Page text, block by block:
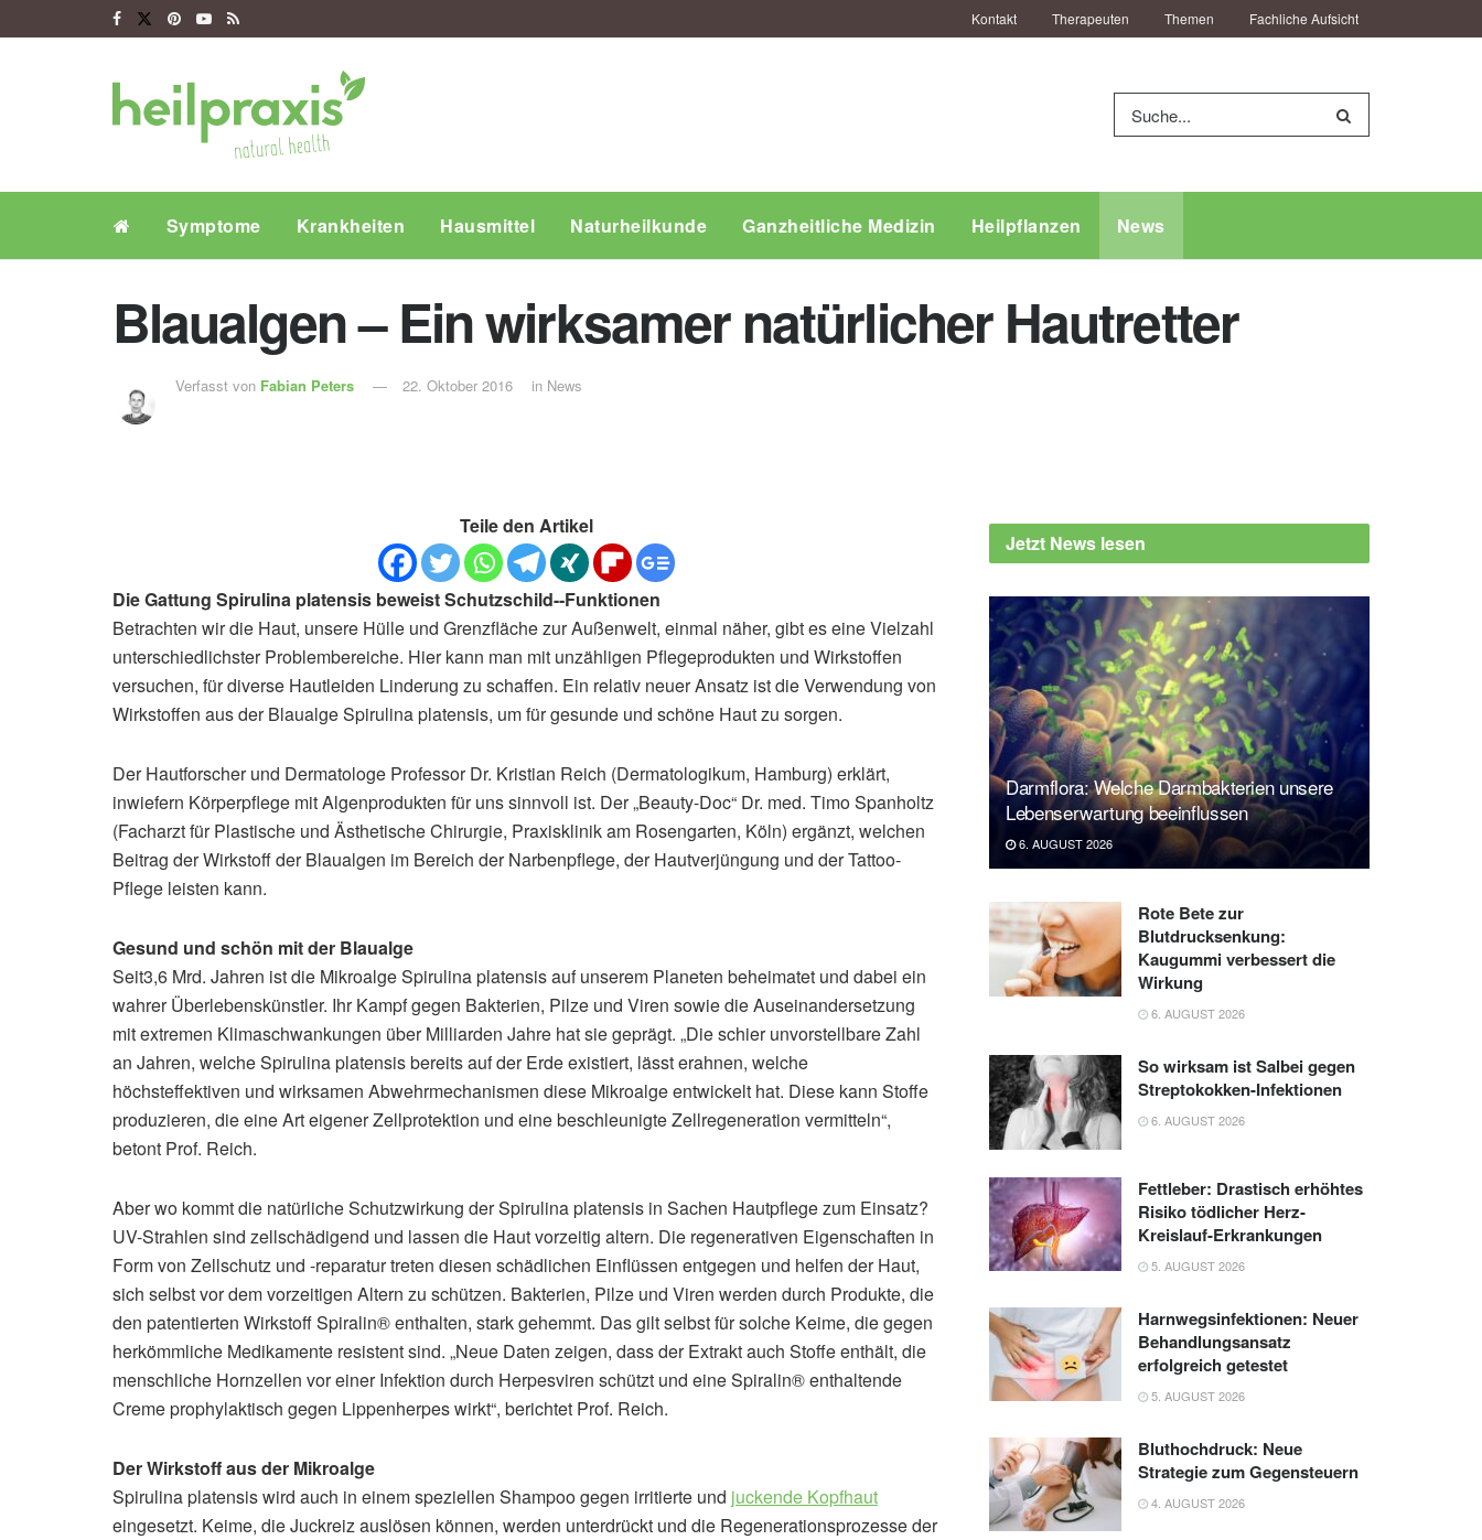
Kontakt Therapeuten Themen Fachliche Aufsicht
Symptome Krankheiten Hausmittel Naturheilkunde Ganzheitliche Medizin Heilpflanzen News
Blaualgen – Ein wirksamer natürlicher Hautretter
Verfasst von Fabian Peters 22. Oktober 2016 in News
Teile den Artikel
Die Gattung Spirulina platensis beweist Schutzschild-­‐Funktionen
Betrachten wir die Haut, unsere Hülle und Grenzfläche zur Außenwelt, einmal näher, gibt es eine Vielzahl
unterschiedlichster Problembereiche. Hier kann man mit unzähligen Pflegeprodukten und Wirkstoffen
versuchen, für diverse Hautleiden Linderung zu schaffen. Ein relativ neuer Ansatz ist die Verwendung von
Wirkstoffen aus der Blaualge Spirulina platensis, um für gesunde und schöne Haut zu sorgen.
Der Hautforscher und Dermatologe Professor Dr. Kristian Reich (Dermatologikum, Hamburg) erklärt,
inwiefern Körperpflege mit Algenprodukten für uns sinnvoll ist. Der „Beauty-­Doc“ Dr. med. Timo Spanholtz
(Facharzt für Plastische und Ästhetische Chirurgie, Praxisklinik am Rosengarten, Köln) ergänzt, welchen
Beitrag der Wirkstoff der Blaualgen im Bereich der Narbenpflege, der Hautverjüngung und der Tattoo­‐
Pflege leisten kann.
Gesund und schön mit der Blaualge
Seit3,6 Mrd. Jahren ist die Mikroalge Spirulina platensis auf unserem Planeten beheimatet und dabei ein
wahrer Überlebenskünstler. Ihr Kampf gegen Bakterien, Pilze und Viren sowie die Auseinandersetzung
mit extremen Klimaschwankungen über Milliarden Jahre hat sie geprägt. „Die schier unvorstellbare Zahl
an Jahren, welche Spirulina platensis bereits auf der Erde existiert, lässt erahnen, welche
höchsteffektiven und wirksamen Abwehrmechanismen diese Mikroalge entwickelt hat. Diese kann Stoffe
produzieren, die eine Art eigener Zellprotektion und eine beschleunigte Zellregeneration vermitteln“,
betont Prof. Reich.
Aber wo kommt die natürliche Schutzwirkung der Spirulina platensis in Sachen Hautpflege zum Einsatz?
UV-­Strahlen sind zellschädigend und lassen die Haut vorzeitig altern. Die regenerativen Eigenschaften in
Form von Zellschutz und ­‐reparatur treten diesen schädlichen Einflüssen entgegen und helfen der Haut,
sich selbst vor dem vorzeitigen Altern zu schützen. Bakterien, Pilze und Viren werden durch Produkte, die
den patentierten Wirkstoff Spiralin® enthalten, stark gehemmt. Das gilt selbst für solche Keime, die gegen
herkömmliche Medikamente resistent sind. „Neue Daten zeigen, dass der Extrakt auch Stoffe enthält, die
menschliche Hornzellen vor einer Infektion durch Herpesviren schützt und eine Spiralin® enthaltende
Creme prophylaktisch gegen Lippenherpes wirkt“, berichtet Prof. Reich.
Der Wirkstoff aus der Mikroalge
Spirulina platensis wird auch in einem speziellen Shampoo gegen irritierte und juckende Kopfhaut
eingesetzt. Keime, die Juckreiz auslösen können, werden unterdrückt und die Regenerationsprozesse der
Jetzt News lesen
Darmflora: Welche Darmbakterien unsere
Lebenserwartung beeinflussen
6. AUGUST 2026
Rote Bete zur
Blutdrucksenkung:
Kaugummi verbessert die
Wirkung
6. AUGUST 2026
So wirksam ist Salbei gegen
Streptokokken-Infektionen
6. AUGUST 2026
Fettleber: Drastisch erhöhtes
Risiko tödlicher Herz-
Kreislauf-Erkrankungen
5. AUGUST 2026
Harnwegsinfektionen: Neuer
Behandlungsansatz
erfolgreich getestet
5. AUGUST 2026
Bluthochdruck: Neue
Strategie zum Gegensteuern
4. AUGUST 2026